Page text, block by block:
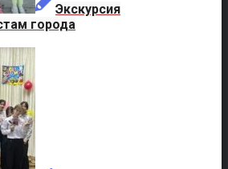
Экскурсия
города